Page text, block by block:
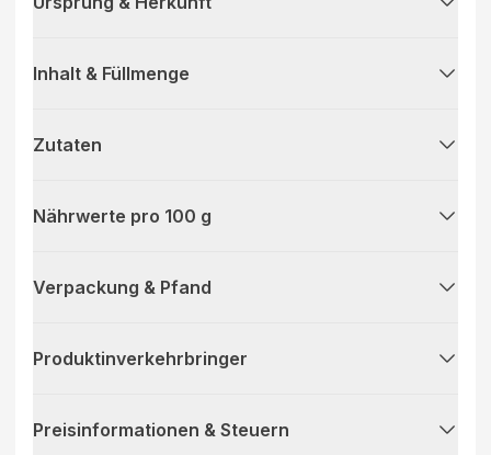
Inhalt & Füllmenge
Zutaten
Nährwerte pro 100 g
Verpackung & Pfand
Produktinverkehrbringer
Preisinformationen & Steuern